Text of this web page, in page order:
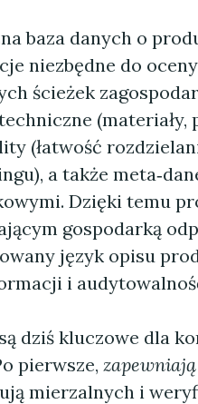
baza danych o
niezbędne do
ścieżek
(materiały,
(łatwość
a także
Dzięki temu
gospodarką
język opisu
i
dziś kluczowe dla
pierwsze,
mierzalnych i